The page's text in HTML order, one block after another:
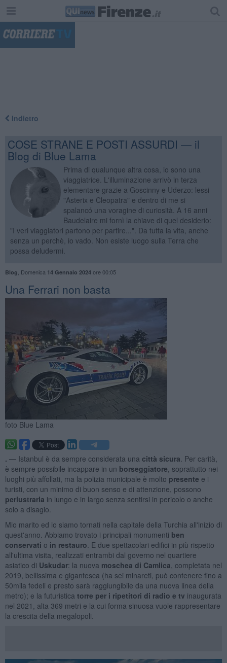
Indietro
COSE STRANE E POSTI ASSURDI — il
Blog di Blue Lama
Prima di qualunque altra cosa, io sono una
viaggiatrice. L'illuminazione arrivò in terza
elementare grazie a Goscinny e Uderzo: lessi
"Asterix e Cleopatra" e dentro di me si
spalancó una voragine di curiosità. A 16 anni
Baudelaire mi fornì la chiave di quel desiderio:
"I veri viaggiatori partono per partire...". Da tutta la vita, anche
senza un perchè, io vado. Non esiste luogo sulla Terra che
possa deludermi.
Blog Domenica 14 Gennaio 2024ore 00:05
Una Ferrari non basta
foto Blue Lama
. — Istanbul è da sempre considerata una città sicura . Per carità,
è sempre possibile incappare in un borseggiatore , soprattutto nei
luoghi più affollati, ma la polizia municipale è molto presente e i
turisti, con un minimo di buon senso e di attenzione, possono
perlustrarla in lungo e in largo senza sentirsi in pericolo o anche
solo a disagio.
Mio marito ed io siamo tornati nella capitale della Turchia all'inizio di
quest'anno. Abbiamo trovato i principali monumenti ben
conservati o in restauro . E due spettacolari edifici in più rispetto
all'ultima visita, realizzati entrambi dal governo nel quartiere
asiatico di Uskudar: la nuova moschea di Camlica , completata nel
2019, bellissima e gigantesca (ha sei minareti, può contenere fino a
50mila fedeli e presto sarà raggiungibile da una nuova linea della
metro); e la futuristica torre per i ripetitori di radio e tv inaugurata
nel 2021, alta 369 metri e la cui forma sinuosa vuole rappresentare
la crescita della megalopoli.